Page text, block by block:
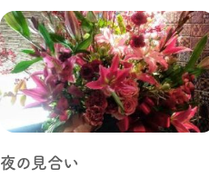
夜の見合い